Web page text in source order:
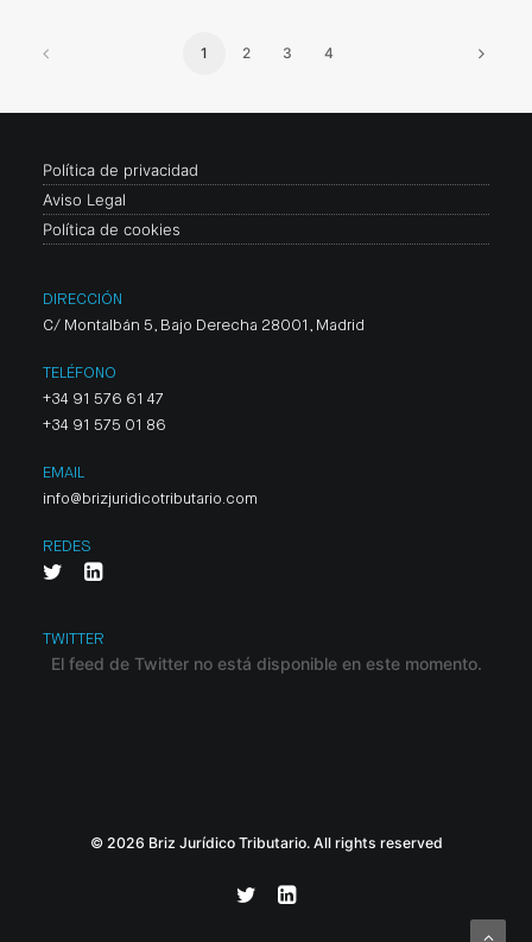
1 2 3 4
Política de privacidad
Aviso Legal
Política de cookies
DIRECCIÓN
C/ Montalbán 5, Bajo Derecha 28001, Madrid
TELÉFONO
+34 91 576 61 47
+34 91 575 01 86
EMAIL
info@brizjuridicotributario.com
REDES
TWITTER
El feed de Twitter no está disponible en este momento.
© 2026 Briz Jurídico Tributario. All rights reserved